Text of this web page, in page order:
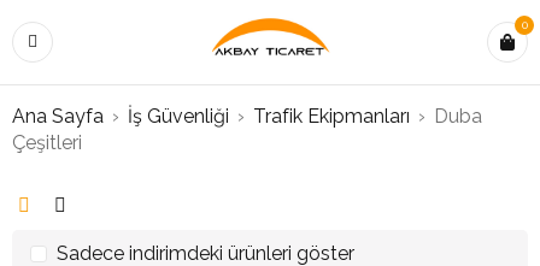
0
Ana Sayfa › İş Güvenliği › Trafik Ekipmanları › Duba
Çeşitleri
Sadece indirimdeki ürünleri göster